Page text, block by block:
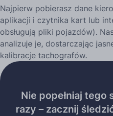
Najpierw pobierasz dane
aplikacji i czytnika kart lub
obsługują pliki pojazdów).
analizuje je, dostarczając
kalibracje tachografów.
Nie popełniaj tego
razy – zacznij